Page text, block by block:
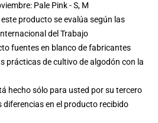
Pale Pink - S, M
producto se evalúa según las
del Trabajo
fuentes en blanco de fabricantes
prácticas de cultivo de algodón con la
hecho sólo para usted por su tercero
diferencias en el producto recibido